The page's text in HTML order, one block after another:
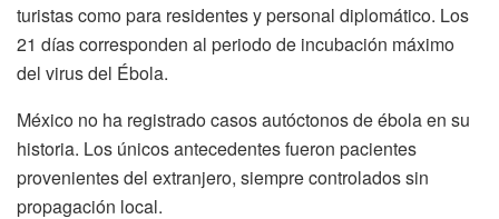
turistas como para residentes y personal diplomático. Los
21 días corresponden al periodo de incubación máximo
del virus del Ébola.
México no ha registrado casos autóctonos de ébola en su
historia. Los únicos antecedentes fueron pacientes
provenientes del extranjero, siempre controlados sin
propagación local.